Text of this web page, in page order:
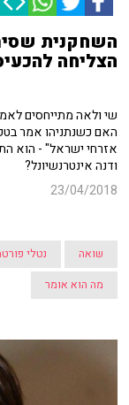
השחקנית
הצליחה
שי ולאה מתייחסים
האם כשנתניהו אמר
אזרחי ישראל" - הוא
ודנה אינטרנשיונל?
23/04/2018
שואה נטלי
מה הוא אומר